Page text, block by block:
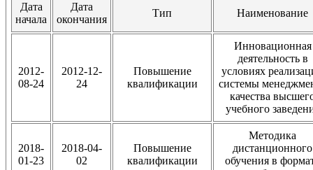
Дата
начала
Дата
окончания
Тип Наименование
2012-
08-24
2012-12-
24
Повышение
квалификации
Инновационная
деятельность в
условиях
системы
качества
учебного
2018-
01-23
2018-04-
02
Повышение
квалификации
Методика
дистанционного
обучения в